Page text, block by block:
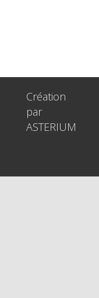
Création
par
ASTERIUM